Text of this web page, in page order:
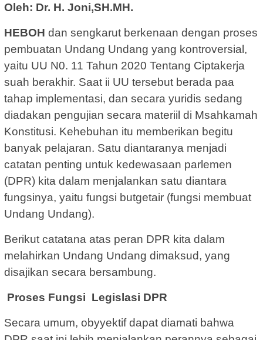
Oleh: Dr. H. Joni,SH.MH.
HEBOH dan sengkarut berkenaan dengan proses
pembuatan Undang Undang yang kontroversial,
yaitu UU N0. 11 Tahun 2020 Tentang Ciptakerja
suah berakhir. Saat ii UU tersebut berada paa
tahap implementasi, dan secara yuridis sedang
diadakan pengujian secara materiil di Msahkamah
Konstitusi. Kehebuhan itu memberikan begitu
banyak pelajaran. Satu diantaranya menjadi
catatan penting untuk kedewasaan parlemen
(DPR) kita dalam menjalankan satu diantara
fungsinya, yaitu fungsi butgetair (fungsi membuat
Undang Undang).
Berikut catatana atas peran DPR kita dalam
melahirkan Undang Undang dimaksud, yang
disajikan secara bersambung.
Proses Fungsi Legislasi DPR
Secara umum, obyyektif dapat diamati bahwa